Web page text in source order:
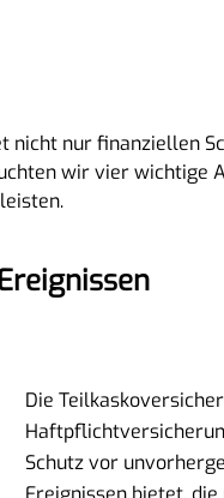
nicht nur finanziellen
wir vier wichtige
Die
Schutz vor